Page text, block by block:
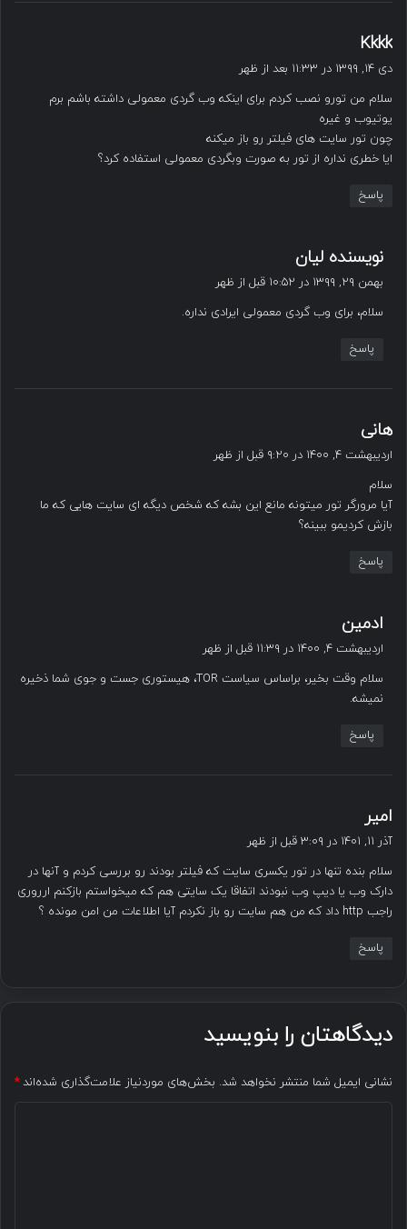
Kkkk
:
دی ۱۴, ۱۳۹۹ در ۱۱:۳۳ بعد از ظهر
سلام من تورو نصب کردم برای اینکه وب گردی معمولی داشته باشم برم
یوتیوب و غیره
چون تور سایت های فیلتر رو باز میکنه
ایا خطری نداره از تور به صورت وبگردی معمولی استفاده کرد؟
پاسخ
نویسنده لیان
ف
:
بهمن ۲۹, ۱۳۹۹ در ۱۰:۵۲ قبل از ظهر
سلام، برای وب گردی معمولی ایرادی نداره.
پاسخ
هانی
اردیبهشت ۴, ۱۴۰۰ در ۹:۲۰ قبل از ظهر
سلام
آیا مرورگر تور میتونه مانع این بشه که شخص دیگه ای سایت هایی که ما
بازش کردیمو ببینه؟
پاسخ
ادمین
:
اردیبهشت ۴, ۱۴۰۰ در ۱۱:۳۹ قبل از ظهر
سلام وقت بخیر، براساس سیاست TOR، هیستوری جست و جوی شما ذخیره
نمیشه.
پاسخ
امیر
ف
:
آذر ۱۱, ۱۴۰۱ در ۳:۰۹ قبل از ظهر
سلام بنده تنها در تور یکسری سایت که فیلتر بودند رو بررسی کردم و آنها در
دارک وب یا دیپ وب نبودند اتفاقا یک سایتی هم که میخواستم بازکنم ارروری
راجب http داد که من هم سایت رو باز نکردم آیا اطلاعات من امن مونده ؟
پاسخ
دیدگاهتان را بنویسید
نشانی ایمیل شما منتشر نخواهد شد. بخش‌های موردنیاز علامت‌گذاری شده‌اند*